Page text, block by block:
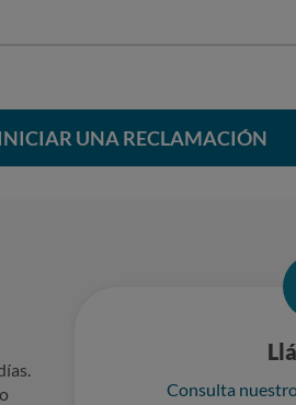
UNA RECLAMACIÓN
Consulta